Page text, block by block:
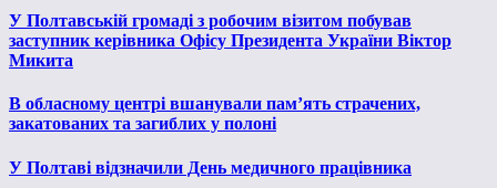
У Полтавській громаді з робочим візитом побував
заступник керівника Офісу Президента України Віктор
Микита
В обласному центрі вшанували пам’ять страчених,
закатованих та загиблих у полоні
У Полтаві відзначили День медичного працівника